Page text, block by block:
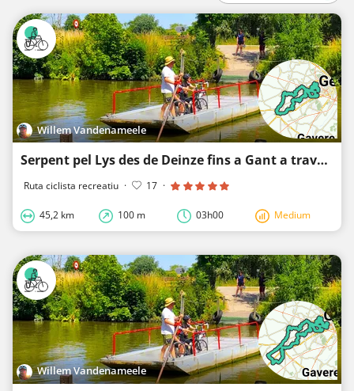
Willem Vandenameele
Serpent pel Lys des de Deinze fins a Gant a través de nodes
Ruta ciclista recreatiu · 17 ·
45,2 km 100 m 03h00 Medium
Willem Vandenameele